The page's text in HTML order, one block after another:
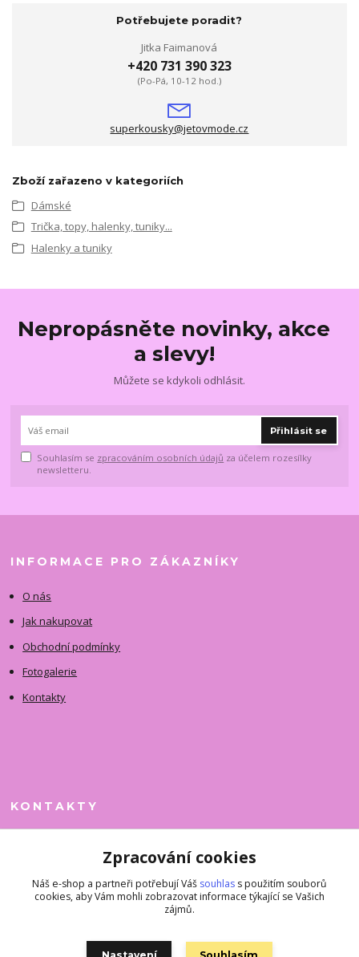
Potřebujete poradit?
Jitka Faimanová
+420 731 390 323
(Po-Pá, 10-12 hod.)
superkousky@jetovmode.cz
Zboží zařazeno v kategoriích
Dámské
Trička, topy, halenky, tuniky...
Halenky a tuniky
Nepropásněte novinky, akce
a slevy!
Můžete se kdykoli odhlásit.
Přihlásit se
Souhlasím se zpracováním osobních údajů za účelem rozesílky
newsletteru.
INFORMACE PRO ZÁKAZNÍKY
O nás
Jak nakupovat
Obchodní podmínky
Fotogalerie
Kontakty
KONTAKTY
+420 731 390 323
superkousky@jetovmode.cz
Zpracování cookies
Náš e-shop a partneři potřebují Váš souhlas s použitím souborů
cookies, aby Vám mohli zobrazovat informace týkající se Vašich
zájmů.